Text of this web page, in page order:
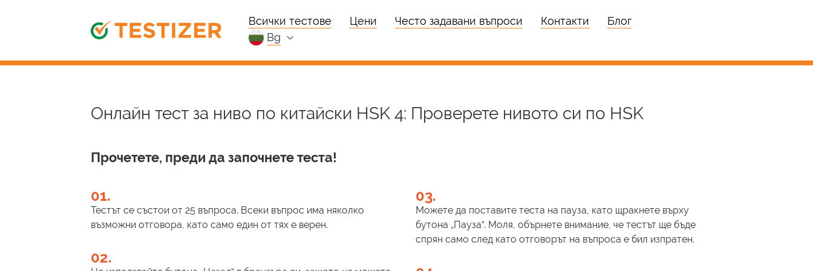
Всички тестове Цени Често задавани въпроси Контакти
Блог
bg
Онлайн тест за ниво по китайски HSK 4: Проверете нивото си по HSK
Прочетете, преди да започнете теста!
01.
Тестът се състои от 25 въпроса. Всеки въпрос има няколко
възможни отговора, като само един от тях е верен.
02.
03.
Можете да поставите теста на пауза, като щракнете върху
бутона „Пауза“. Моля, обърнете внимание, че тестът ще бъде
спрян само след като отговорът на въпроса е бил изпратен.